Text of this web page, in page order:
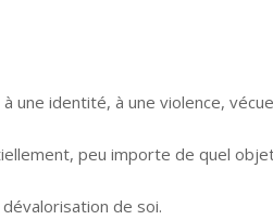
une identité, à une violence,
peu importe de quel
de soi.